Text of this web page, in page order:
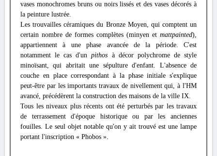
vases monochromes bruns ou noirs lissés et des vases décorés à
la peinture lustrée.
Les trouvailles céramiques du Bronze Moyen, qui comptent un
certain nombre de formes complètes (minyen et mattpainted),
appartiennent à une phase avancée de la période. C'est
notamment le cas d'unpithos à décor polychrome de style
minoïsant, qui abritait une sépulture d'enfant. L'absence de
couche en place correspondant à la phase initiale s'explique
peut-être par les importants travaux de nivellement qui, à l'ΗΜ
avancé, précédèrent la construction des maisons de la ville IX.
Tous les niveaux plus récents ont été perturbés par les travaux
de terrassement d'époque historique ou par les anciennes
fouilles. Le seul objet notable qu'on y ait trouvé est une lampe
portant l'inscription « Phobos ».